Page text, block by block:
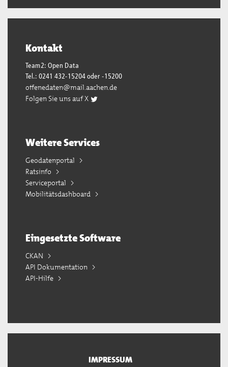
Kontakt
Team2: Open Data
Tel.: 0241 432-15204 oder -15200
offenedaten@mail.aachen.de
Folgen Sie uns auf X
Weitere Services
Geodatenportal
Ratsinfo
Serviceportal
Mobilitätsdashboard
Eingesetzte Software
CKAN
API Dokumentation
API-Hilfe
IMPRESSUM